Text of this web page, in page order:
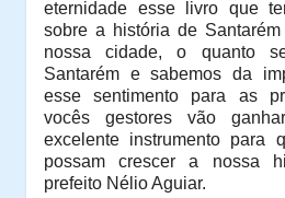
eternidade esse livro que
sobre a história de
nossa cidade, o quanto
Santarém e sabemos da
esse sentimento para as
vocês gestores vão
excelente instrumento para
possam crescer a nossa
prefeito Nélio Aguiar.